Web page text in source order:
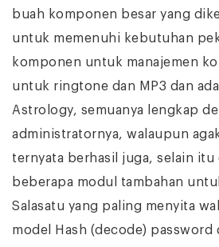
buah komponen besar yang
untuk memenuhi kebutuhan
komponen untuk manajemen
untuk ringtone dan MP3 dan
Astrology, semuanya lengkap
administratornya, walaupun
ternyata berhasil juga, selain
beberapa modul tambahan
Salasatu yang paling menyita
model Hash (decode) password